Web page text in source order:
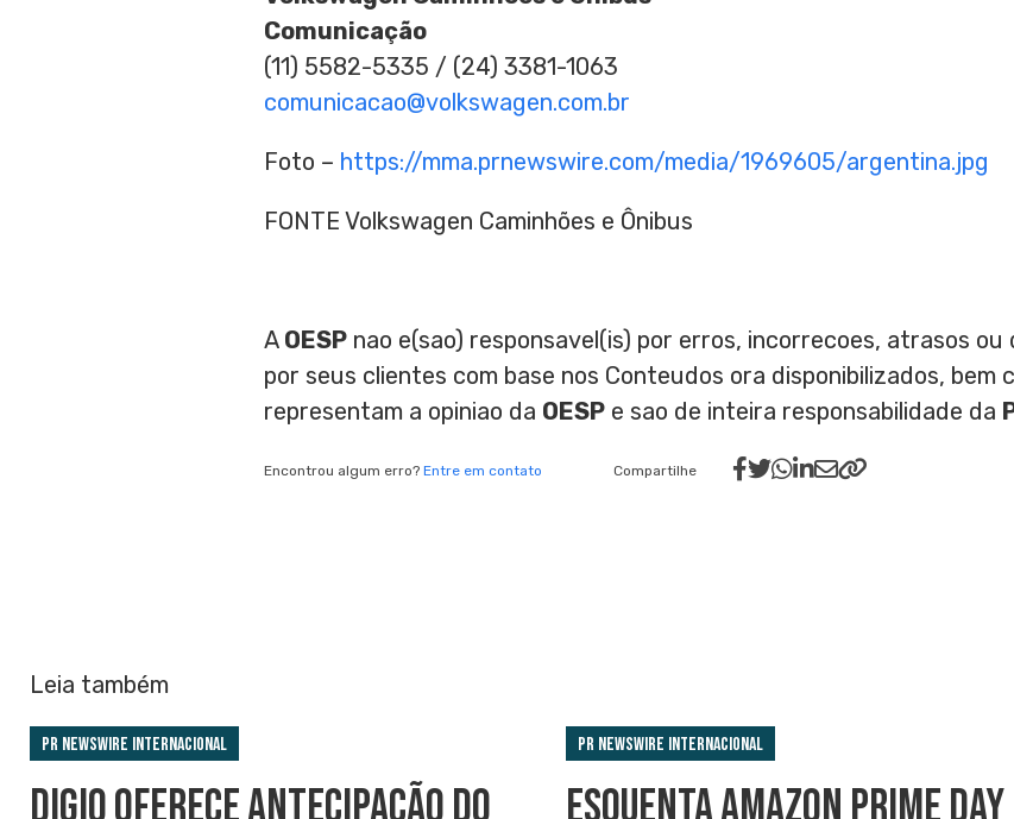
Comunicação
(11) 5582-5335 / (24) 3381-1063
comunicacao@volkswagen.com.br
Foto – https://mma.prnewswire.com/media/1969605/argentina.jpg
FONTE Volkswagen Caminhões e Ônibus
A OESP nao e(sao) responsavel(is) por erros, incorrecoes, atrasos
por seus clientes com base nos Conteudos ora disponibilizados, bem
representam a opiniao da OESP e sao de inteira responsabilidade da
Encontrou algum erro? Entre em contato Compartilhe
Leia também
PR Newswire Internacional PR Newswire Internacional